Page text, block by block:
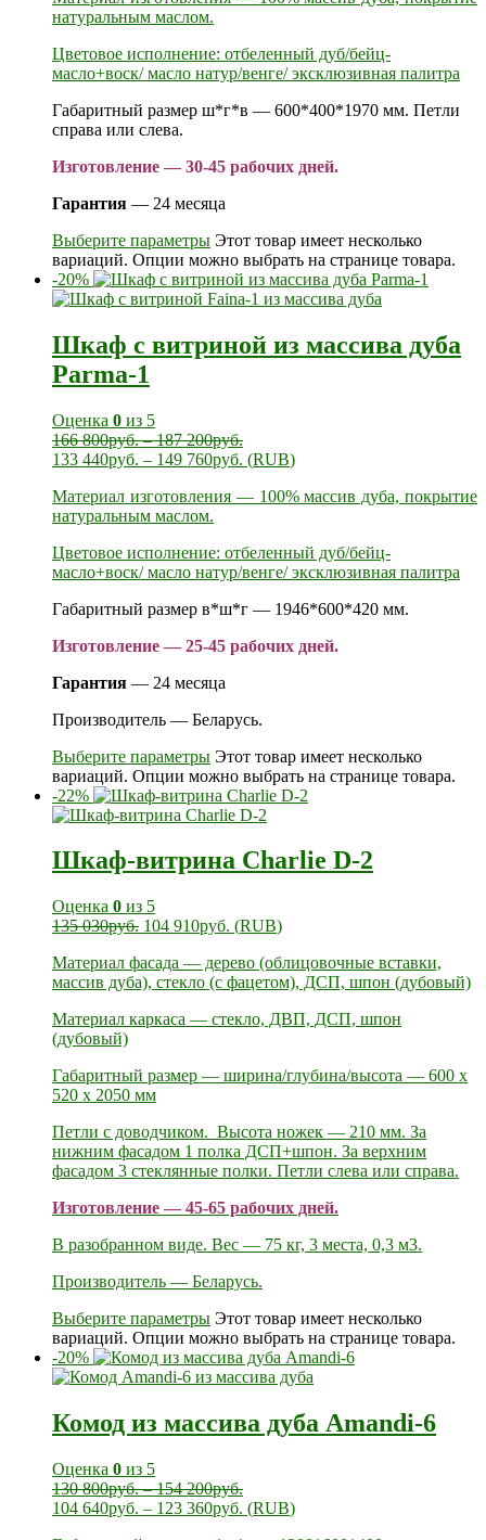
натуральным маслом.
Цветовое исполнение: отбеленный дуб/бейц-
масло+воск/ масло натур/венге/ эксклюзивная палитра
Габаритный размер ш*г*в — 600*400*1970 мм. Петли
справа или слева.
Изготовление — 30-45 рабочих дней.
Гарантия — 24 месяца
Выберите параметры Этот товар имеет несколько
вариаций. Опции можно выбрать на странице товара.
-20%
Шкаф с витриной из массива дуба
Parma-1
Оценка 0 из 5
166 800руб.–187 200руб.
133 440руб. – 149 760руб. (RUB)
Материал изготовления — 100% массив дуба, покрытие
натуральным маслом.
Цветовое исполнение: отбеленный дуб/бейц-
масло+воск/ масло натур/венге/ эксклюзивная палитра
Габаритный размер в*ш*г — 1946*600*420 мм.
Изготовление — 25-45 рабочих дней.
Гарантия — 24 месяца
Производитель — Беларусь.
Выберите параметры Этот товар имеет несколько
вариаций. Опции можно выбрать на странице товара.
-22%
Шкаф-витрина Charlie D-2
Оценка 0 из 5
135 030руб. 104 910руб. (RUB)
Материал фасада — дерево (облицовочные вставки,
массив дуба), стекло (с фацетом), ДСП, шпон (дубовый)
Материал каркаса — стекло, ДВП, ДСП, шпон
(дубовый)
Габаритный размер — ширина/глубина/высота — 600 х
520 х 2050 мм
Петли с доводчиком. Высота ножек — 210 мм. За
нижним фасадом 1 полка ДСП+шпон. За верхним
фасадом 3 стеклянные полки. Петли слева или справа.
Изготовление — 45-65 рабочих дней.
В разобранном виде. Вес — 75 кг, 3 места, 0,3 м3.
Производитель — Беларусь.
Выберите параметры Этот товар имеет несколько
вариаций. Опции можно выбрать на странице товара.
-20%
Комод из массива дуба Amandi-6
Оценка 0 из 5
130 800руб.–154 200руб.
104 640руб. – 123 360руб. (RUB)